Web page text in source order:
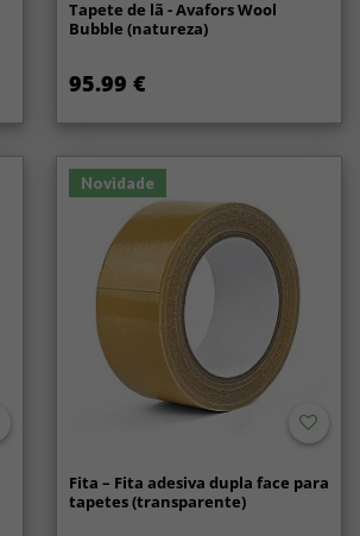
Tapete de lã - Avafors Wool
Bubble (natureza)
95.99 €
Novidade
Fita – Fita adesiva dupla face para
tapetes (transparente)